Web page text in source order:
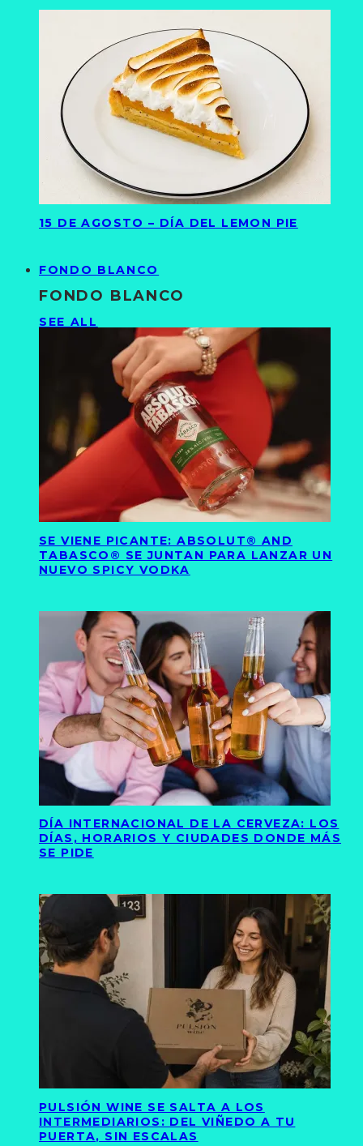
15 DE AGOSTO – DÍA DEL LEMON PIE
FONDO BLANCO
FONDO BLANCO
SEE ALL
SE VIENE PICANTE: ABSOLUT® AND
TABASCO® SE JUNTAN PARA LANZAR UN
NUEVO SPICY VODKA
DÍA INTERNACIONAL DE LA CERVEZA: LOS
DÍAS, HORARIOS Y CIUDADES DONDE MÁS
SE PIDE
PULSIÓN WINE SE SALTA A LOS
INTERMEDIARIOS: DEL VIÑEDO A TU
PUERTA, SIN ESCALAS